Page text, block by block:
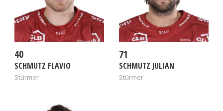
40
SCHMUTZ FLAVIO
Stürmer
71
SCHMUTZ JULIAN
Stürmer